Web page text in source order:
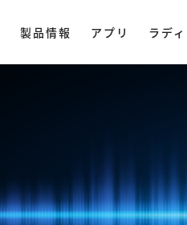
製品情報
・ ワイヤレス
アプリ ラデ
会社
楽天市場で購入